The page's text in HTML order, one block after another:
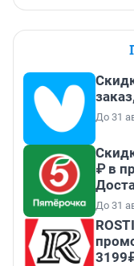
До 31
₽ в
До 31